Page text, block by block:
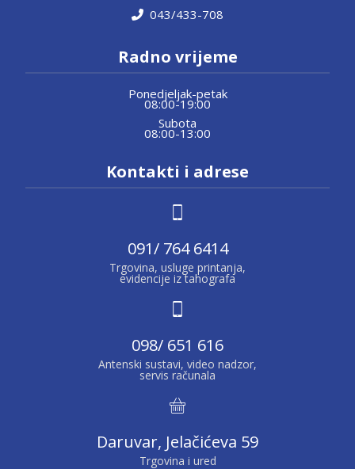
043/433-708
Radno vrijeme
Ponedjeljak-petak
08:00-19:00
Subota
08:00-13:00
Kontakti i adrese
091/ 764 6414
Trgovina, usluge printanja,
evidencije iz tahografa
098/ 651 616
Antenski sustavi, video nadzor,
servis računala
Daruvar, Jelačićeva 59
Trgovina i ured